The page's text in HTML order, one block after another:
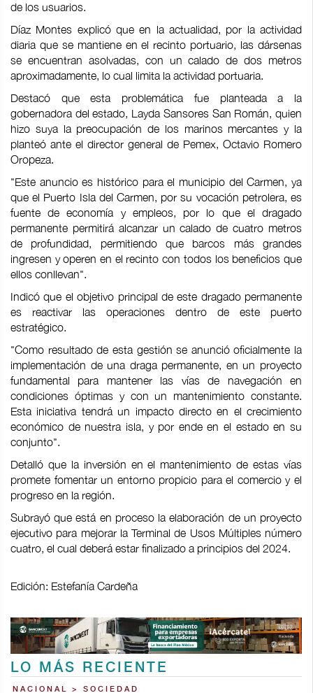
de los usuarios.
Díaz Montes explicó que en la actualidad, por la actividad
diaria que se mantiene en el recinto portuario, las dársenas
se encuentran asolvadas, con un calado de dos metros
aproximadamente, lo cual limita la actividad portuaria.
Destacó que esta problemática fue planteada a la
gobernadora del estado, Layda Sansores San Román, quien
hizo suya la preocupación de los marinos mercantes y la
planteó ante el director general de Pemex, Octavio Romero
Oropeza.
"Este anuncio es histórico para el municipio del Carmen, ya
que el Puerto Isla del Carmen, por su vocación petrolera, es
fuente de economía y empleos, por lo que el dragado
permanente permitirá alcanzar un calado de cuatro metros
de profundidad, permitiendo que barcos más grandes
ingresen y operen en el recinto con todos los beneficios que
ellos conllevan".
Indicó que el objetivo principal de este dragado permanente
es reactivar las operaciones dentro de este puerto
estratégico.
"Como resultado de esta gestión se anunció oficialmente la
implementación de una draga permanente, en un proyecto
fundamental para mantener las vías de navegación en
condiciones óptimas y con un mantenimiento constante.
Esta iniciativa tendrá un impacto directo en el crecimiento
económico de nuestra isla, y por ende en el estado en su
conjunto".
Detalló que la inversión en el mantenimiento de estas vías
promete fomentar un entorno propicio para el comercio y el
progreso en la región.
Subrayó que está en proceso la elaboración de un proyecto
ejecutivo para mejorar la Terminal de Usos Múltiples número
cuatro, el cual deberá estar finalizado a principios del 2024.
Edición: Estefanía Cardeña
LO MÁS RECIENTE
NACIONAL > SOCIEDAD